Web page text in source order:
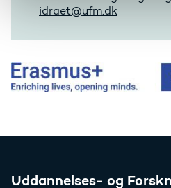
idraet@ufm.dk
Uddannelses- og